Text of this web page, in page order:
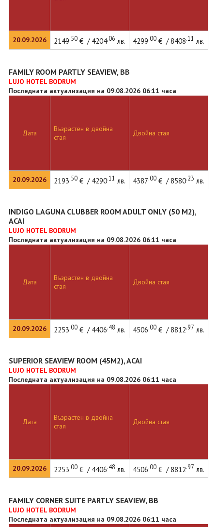
20.09.2026 2149.50€ / 4204.06 лв. 4299.00€ / 8408.11 лв.
FAMILY ROOM PARTLY SEAVIEW, BB
LUJO HOTEL BODRUM
Последната актуализация на 09.08.2026 06:11 часа
Дата
20.09.2026
Възрастен в двойна
стая
Двойна стая
2193.50€ / 4290.11 лв. 4387.00€ / 8580.23 лв.
INDIGO LAGUNA CLUBBER ROOM ADULT ONLY (50 M2),
ACAI
LUJO HOTEL BODRUM
Последната актуализация на 09.08.2026 06:11 часа
Дата
20.09.2026
Възрастен в двойна
стая
Двойна стая
2253.00€ / 4406.48 лв. 4506.00€ / 8812.97 лв.
SUPERIOR SEAVIEW ROOM (45M2), ACAI
LUJO HOTEL BODRUM
Последната актуализация на 09.08.2026 06:11 часа
Дата
20.09.2026
Възрастен в двойна
стая
Двойна стая
2253.00€ / 4406.48 лв. 4506.00€ / 8812.97 лв.
FAMILY CORNER SUITE PARTLY SEAVIEW, BB
LUJO HOTEL BODRUM
Последната актуализация на 09.08.2026 06:11 часа